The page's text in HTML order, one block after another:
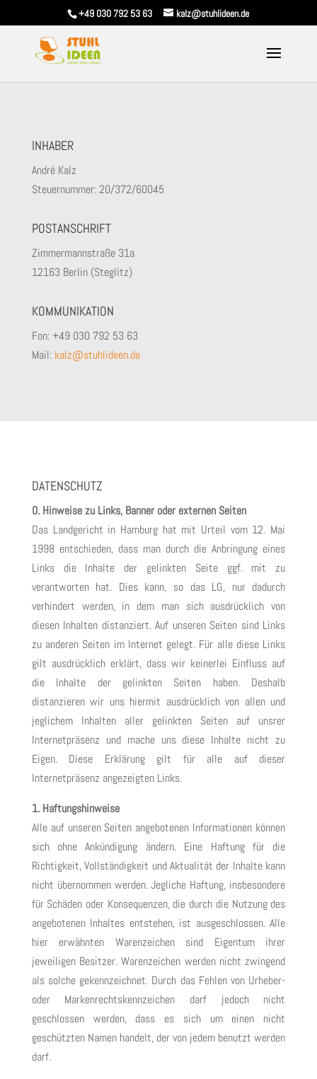
+49 030 792 53 63 kalz@stuhlideen.de
INHABER
André Kalz
Steuernummer: 20/372/60045
POSTANSCHRIFT
Zimmermannstraße 31a
12163 Berlin (Steglitz)
KOMMUNIKATION
Fon: +49 030 792 53 63
Mail: kalz@stuhlideen.de
DATENSCHUTZ
0. Hinweise zu Links, Banner oder externen Seiten
Das Landgericht in Hamburg hat mit Urteil vom 12. Mai
1998 entschieden, dass man durch die Anbringung eines
Links die Inhalte der gelinkten Seite ggf. mit zu
verantworten hat. Dies kann, so das LG, nur dadurch
verhindert werden, in dem man sich ausdrücklich von
diesen Inhalten distanziert. Auf unseren Seiten sind Links
zu anderen Seiten im Internet gelegt. Für alle diese Links
gilt ausdrücklich erklärt, dass wir keinerlei Einfluss auf
die Inhalte der gelinkten Seiten haben. Deshalb
distanzieren wir uns hiermit ausdrücklich von allen und
jeglichem Inhalten aller gelinkten Seiten auf unsrer
Internetpräsenz und mache uns diese Inhalte nicht zu
Eigen. Diese Erklärung gilt für alle auf dieser
Internetpräsenz angezeigten Links.
1. Haftungshinweise
Alle auf unseren Seiten angebotenen Informationen können
sich ohne Ankündigung ändern. Eine Haftung für die
Richtigkeit, Vollständigkeit und Aktualität der Inhalte kann
nicht übernommen werden. Jegliche Haftung, insbesondere
für Schäden oder Konsequenzen, die durch die Nutzung des
angebotenen Inhaltes entstehen, ist ausgeschlossen. Alle
hier erwähnten Warenzeichen sind Eigentum ihrer
jeweiligen Besitzer. Warenzeichen werden nicht zwingend
als solche gekennzeichnet. Durch das Fehlen von Urheber-
oder Markenrechtskennzeichen darf jedoch nicht
geschlossen werden, dass es sich um einen nicht
geschützten Namen handelt, der von jedem benutzt werden
darf.